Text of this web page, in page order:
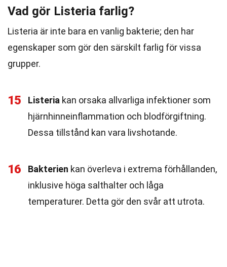
Vad gör Listeria farlig?
Listeria är inte bara en vanlig bakterie; den har
egenskaper som gör den särskilt farlig för vissa
grupper.
15 Listeria kan orsaka allvarliga infektioner som
hjärnhinneinflammation och blodförgiftning.
Dessa tillstånd kan vara livshotande.
16 Bakterien kan överleva i extrema förhållanden,
inklusive höga salthalter och låga
temperaturer. Detta gör den svår att utrota.